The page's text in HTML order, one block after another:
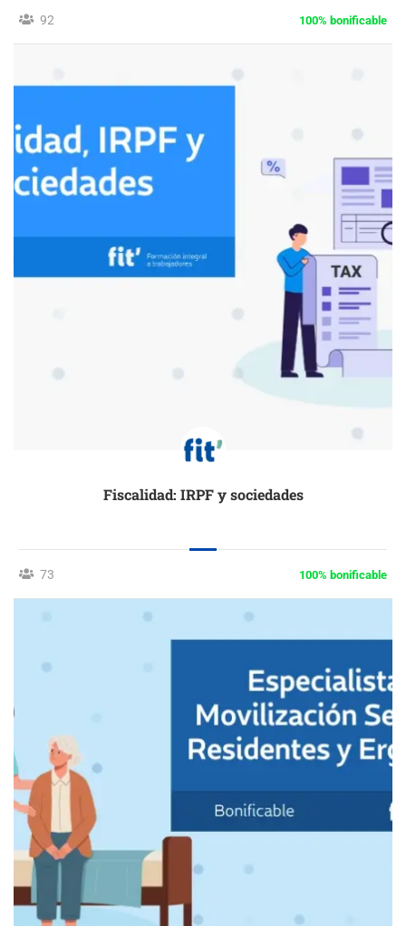
92 100% bonificable
Fiscalidad: IRPF y sociedades
73 100% bonificable